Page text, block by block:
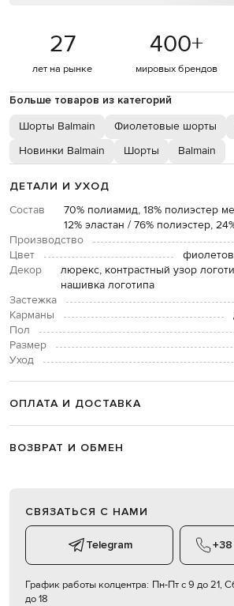
27
лет на рынке
400+
мировых брендов
Больше товаров из категорий
Шорты Balmain Фиолетовые шорты
Новинки Balmain
Шорты Balmain
ДЕТАЛИ И УХОД
Состав
70% полиамид, 18% полиэстер
12% эластан / 76% полиэстер,
Производство
Цвет
Декор
люрекс, контрастный узор
нашивка логотипа
Застежка
Карманы
Пол
Размер
Уход
ОПЛАТА И ДОСТАВКА
ВОЗВРАТ И ОБМЕН
СВЯЗАТЬСЯ С НАМИ
Telegram
График работы колцентра: Пн-Пт с 9 до 21,
до 18